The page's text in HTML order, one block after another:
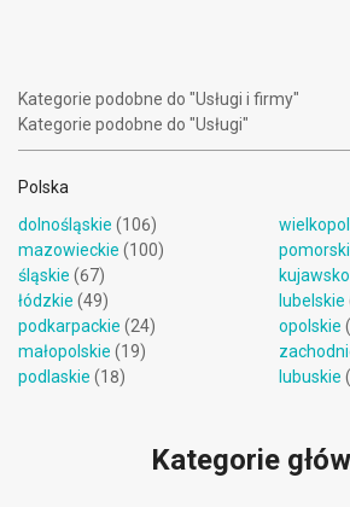
Kategorie podobne do "Usługi i firmy"
Kategorie podobne do "Usługi"
Polska
dolnośląskie (106)
mazowieckie (100)
śląskie (67)
łódzkie (49)
podkarpackie (24)
małopolskie (19)
podlaskie (18)
lubelskie
opolskie
lubuskie
Kategorie